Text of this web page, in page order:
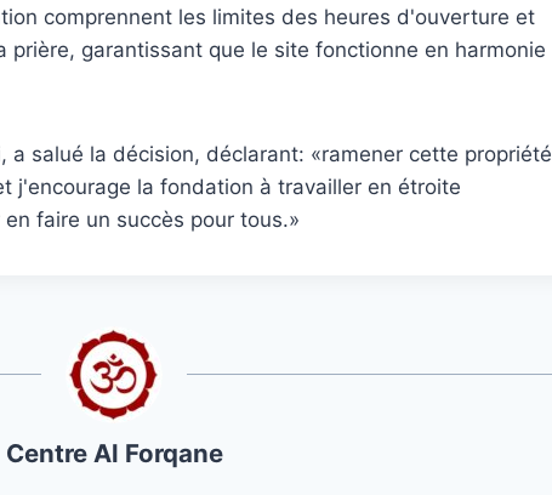
comprennent les limites des heures d'ouverture et
garantissant que le site fonctionne en harmonie
a salué la décision, déclarant: «ramener cette propriété
j'encourage la fondation à travailler en étroite
faire un succès pour tous.»
Centre Al Forqane